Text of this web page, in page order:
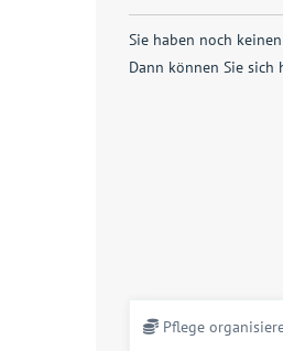
Sie haben noch
Dann können Sie sich
Pflege